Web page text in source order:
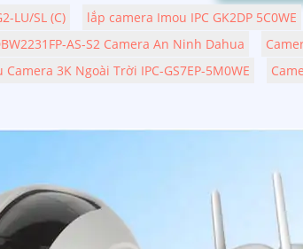
pháp an
LU/SL (C) lắp camera Imou IPC GK2DP 5C0WE
AS-S2 Camera An Ninh Dahua
Camera 3K Ngoài Trời IPC-GS7EP-5M0WE